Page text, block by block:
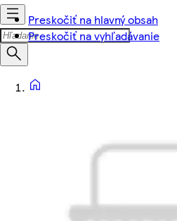
Preskočiť na hlavný obsah
Preskočiť na vyhľadávanie